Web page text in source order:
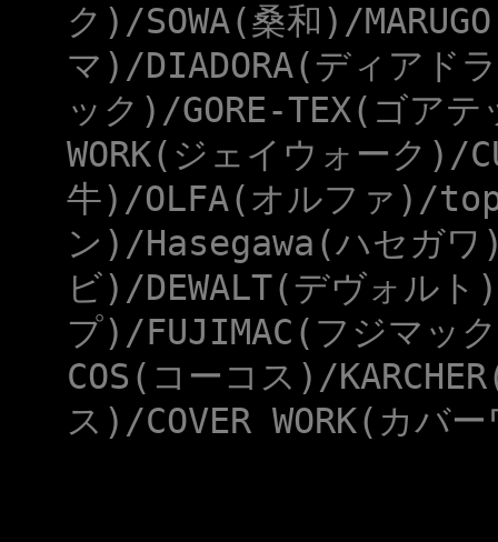
ク)/SOWA(桑和)/
マ)/DIADORA(ディアド
ック)/GORE-TEX(ゴア
WORK(ジェイウォーク)/
牛)/OLFA(オルファ)/
ン)/Hasegawa(ハセガ
ビ)/DEWALT(デヴォル
プ)/FUJIMAC(フジマッ
COS(コーコス)/
ス)/COVER WORK(カ